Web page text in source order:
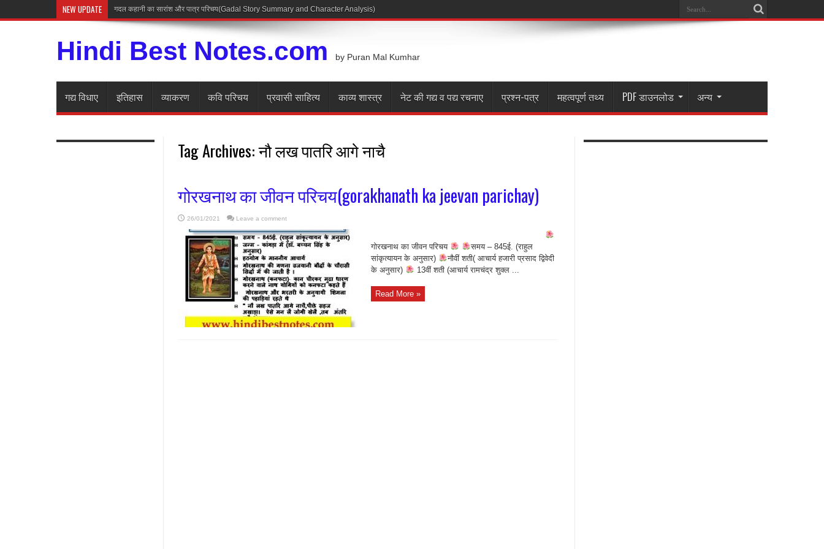
NEW UPDATE गदल कहानी का सारांश और पात्र परिचय(Gadal Story Summary and Character Analysis)
Hindi Best Notes.com by Puran Mal Kumhar
गद्य विधाए इतिहास व्याकरण कवि परिचय प्रवासी साहित्य काव्य शास्त्र नेट की गद्य व पद्य रचनाए प्रश्न-पत्र महत्वपूर्ण तथ्य PDF डाउनलोड अन्य
Tag Archives:नौ लख पातरि आगे नाचै
गोरखनाथ का जीवन परिचय(gorakhanath ka jeevan parichay)
26/01/2021 Leave a comment
गोरखनाथ का जीवन परिचय
समय – 845ई. (राहुल
सांकृत्यायन के अनुसार)
नौवीं शती( आचार्य हजारी प्रसाद द्विवेदी
के अनुसार)
13वीं शती (आचार्य रामचंद्र शुक्ल ...
Read More »